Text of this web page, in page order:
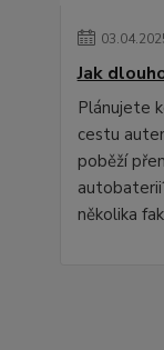
03.04.
Jak
Plánujete
cestu
poběží
několika